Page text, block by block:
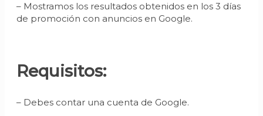
– Mostramos los resultados obtenidos en los 3 días
de promoción con anuncios en Google.
Requisitos:
– Debes contar una cuenta de Google.